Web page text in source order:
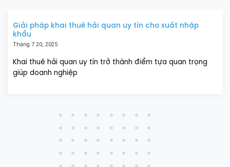
Giải pháp khai thuê hải quan uy tín cho xuất nhập
khẩu
Tháng 7 20, 2025
Khai thuê hải quan uy tín trở thành điểm tựa quan trọng
giúp doanh nghiệp